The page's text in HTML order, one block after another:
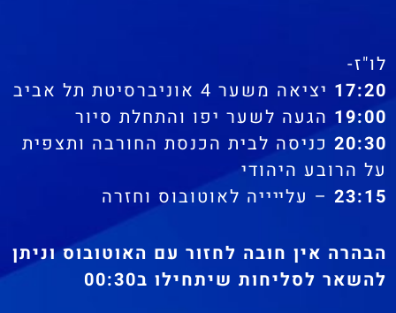
לו"ז-
17:20 יציאה משער 4 אוניברסיטת תל אביב
19:00 הגעה לשער יפו והתחלת סיור
20:30 כניסה לבית הכנסת החורבה ותצפית
על הרובע היהודי
23:15 – עלײייה לאוטובוס וחזרה
הבהרה אין חובה לחזור עם האוטובוס וניתן
להשאר לסליחות שיתחילו ב00:30